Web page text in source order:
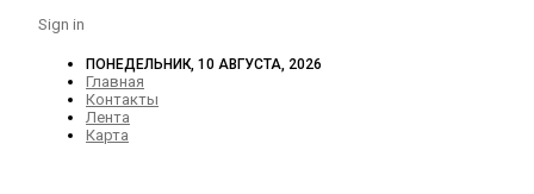
Sign in
ПОНЕДЕЛЬНИК, 10 АВГУСТА, 2026
Главная
Контакты
Лента
Карта